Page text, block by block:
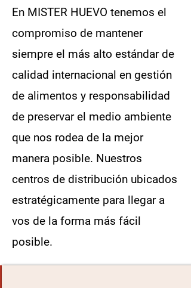
En MISTER HUEVO tenemos el
compromiso de mantener
siempre el más alto estándar de
calidad internacional en gestión
de alimentos y responsabilidad
de preservar el medio ambiente
que nos rodea de la mejor
manera posible. Nuestros
centros de distribución ubicados
estratégicamente para llegar a
vos de la forma más fácil
posible.